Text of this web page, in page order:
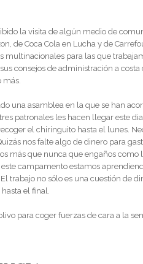
la visita de algún medio de
de Coca Cola en Lucha y de
multinacionales para las que
consejos de administración a
más.
una asamblea en la que se han
patronales les hacen llegar este
el chiringuito hasta el lunes.
nos falte algo de dinero para
más que nunca que engaños
campamento estamos
trabajo no sólo es una cuestión de
el final.
para coger fuerzas de cara a la